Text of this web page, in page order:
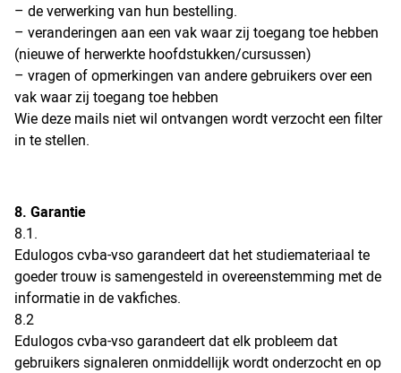
– de verwerking van hun bestelling.
– veranderingen aan een vak waar zij toegang toe hebben
(nieuwe of herwerkte hoofdstukken/cursussen)
– vragen of opmerkingen van andere gebruikers over een
vak waar zij toegang toe hebben
Wie deze mails niet wil ontvangen wordt verzocht een filter
in te stellen.
8. Garantie
8.1.
Edulogos cvba-vso garandeert dat het studiemateriaal te
goeder trouw is samengesteld in overeenstemming met de
informatie in de vakfiches.
8.2
Edulogos cvba-vso garandeert dat elk probleem dat
gebruikers signaleren onmiddellijk wordt onderzocht en op